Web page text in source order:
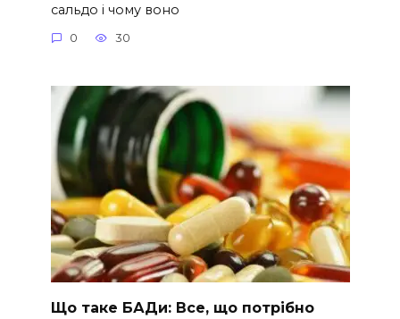
сальдо і чому воно
0 30
Що таке БАДи: Все, що потрібно